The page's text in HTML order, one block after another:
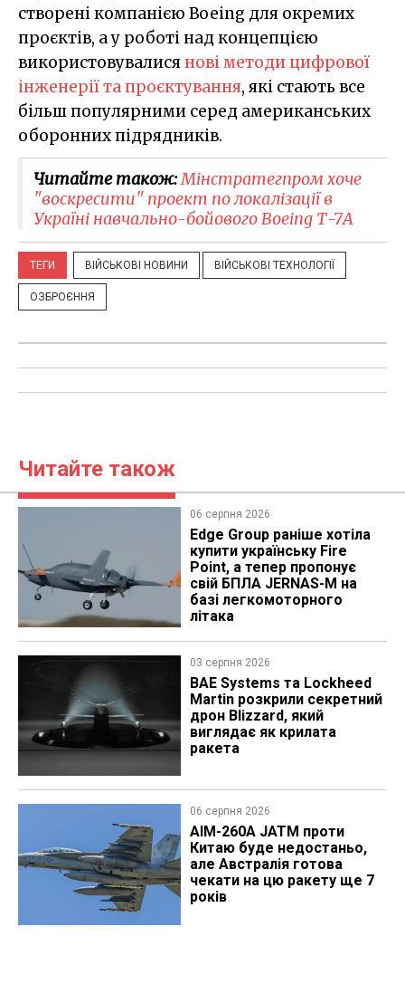
створені компанією Boeing для окремих
проєктів, а у роботі над концепцією
використовувалисянові методи цифрової
інженерії та проєктування, які стають все
більш популярними серед американських
оборонних підрядників.
Читайте також:Мінстратегпром хоче
"воскресити" проект по локалізації в
Україні навчально-бойового Boeing Т-7А
ТЕГИ ВІЙСЬКОВІ НОВИНИ ВІЙСЬКОВІ ТЕХНОЛОГІЇ
ОЗБРОЄННЯ
Читайте також
06 серпня 2026
Edge Group раніше хотіла
купити українську Fire
Point, а тепер пропонує
свій БПЛА JERNAS-M на
базі легкомоторного
літака
03 серпня 2026
BAE Systems та Lockheed
Martin розкрили секретний
дрон Blizzard, який
виглядає як крилата
ракета
06 серпня 2026
AIM-260A JATM проти
Китаю буде недостаньо,
але Австралія готова
чекати на цю ракету ще 7
років